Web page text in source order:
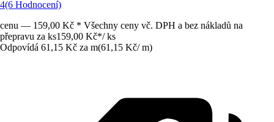
4(6 Hodnocení)
cenu — 159,00 Kč * Všechny ceny vč. DPH a bez nákladů na
přepravu za ks159,00 Kč*/ ks
Odpovídá 61,15 Kč za m(61,15 Kč/ m)